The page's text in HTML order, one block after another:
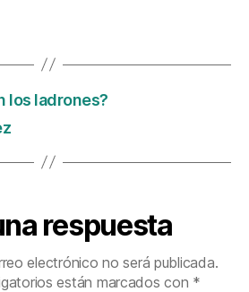
los ladrones?
respuesta
electrónico no será publicada.
están marcados con *